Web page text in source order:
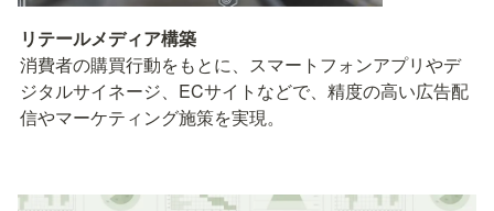
消費者の購買行動をもとに、スマートフォンアプリやデ
ジタルサイネージ、ECサイトなどで、精度の高い広告配
信やマーケティング施策を実現。